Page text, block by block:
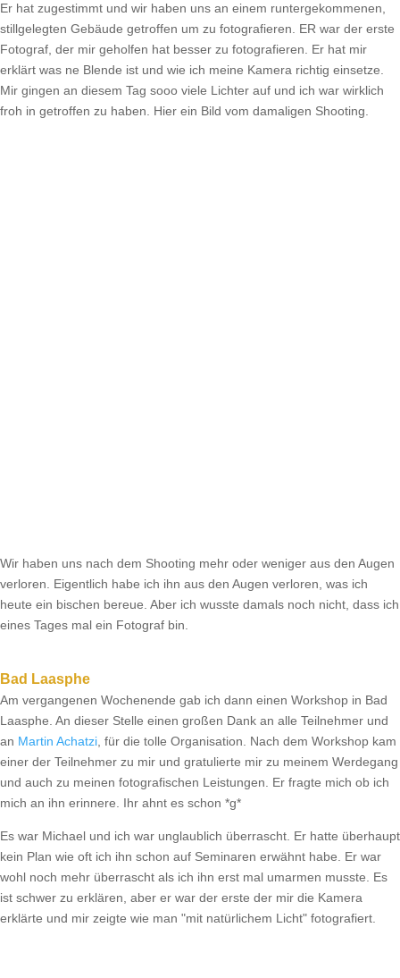
Er hat zugestimmt und wir haben uns an einem runtergekommenen,
stillgelegten Gebäude getroffen um zu fotografieren. ER war der erste
Fotograf, der mir geholfen hat besser zu fotografieren. Er hat mir
erklärt was ne Blende ist und wie ich meine Kamera richtig einsetze.
Mir gingen an diesem Tag sooo viele Lichter auf und ich war wirklich
froh in getroffen zu haben. Hier ein Bild vom damaligen Shooting.
Wir haben uns nach dem Shooting mehr oder weniger aus den Augen
verloren. Eigentlich habe ich ihn aus den Augen verloren, was ich
heute ein bischen bereue. Aber ich wusste damals noch nicht, dass ich
eines Tages mal ein Fotograf bin.
Bad Laasphe
Am vergangenen Wochenende gab ich dann einen Workshop in Bad
Laasphe. An dieser Stelle einen großen Dank an alle Teilnehmer und
an Martin Achatzi , für die tolle Organisation. Nach dem Workshop kam
einer der Teilnehmer zu mir und gratulierte mir zu meinem Werdegang
und auch zu meinen fotografischen Leistungen. Er fragte mich ob ich
mich an ihn erinnere. Ihr ahnt es schon *g*
Es war Michael und ich war unglaublich überrascht. Er hatte überhaupt
kein Plan wie oft ich ihn schon auf Seminaren erwähnt habe. Er war
wohl noch mehr überrascht als ich ihn erst mal umarmen musste. Es
ist schwer zu erklären, aber er war der erste der mir die Kamera
erklärte und mir zeigte wie man "mit natürlichem Licht" fotografiert.